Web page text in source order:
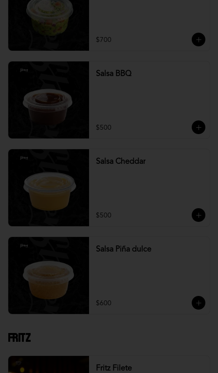
$700
Salsa BBQ
$500
Salsa Cheddar
$500
Salsa Piña dulce
$600
Fritz
Fritz Filete